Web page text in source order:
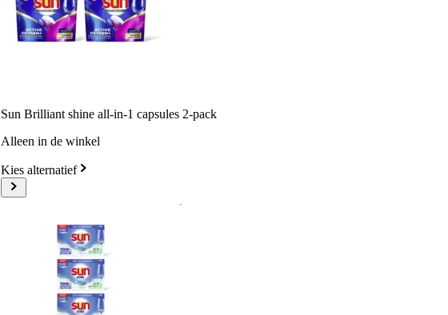
Sun Brilliant shine all-in-1 capsules 2-pack
Alleen in de winkel
Kies alternatief